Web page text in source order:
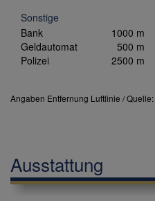
Sonstige
Bank
1000 m
Geldautomat
500 m
Polizei
2500 m
Angaben Entfernung Luftlinie /
Ausstattung